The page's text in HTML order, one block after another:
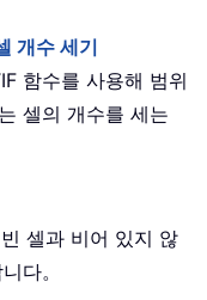
개수 세기
함수를 사용해 범위
셀의 개수를 세는
셀과 비어 있지 않
다。